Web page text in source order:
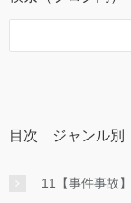
目次 ジャンル別
11【事件事故】